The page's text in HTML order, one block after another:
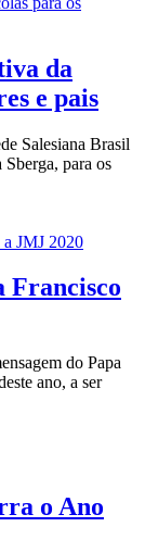
da
e pais
Salesiana Brasil
para os
Francisco
do Papa
ano, a ser
o Ano